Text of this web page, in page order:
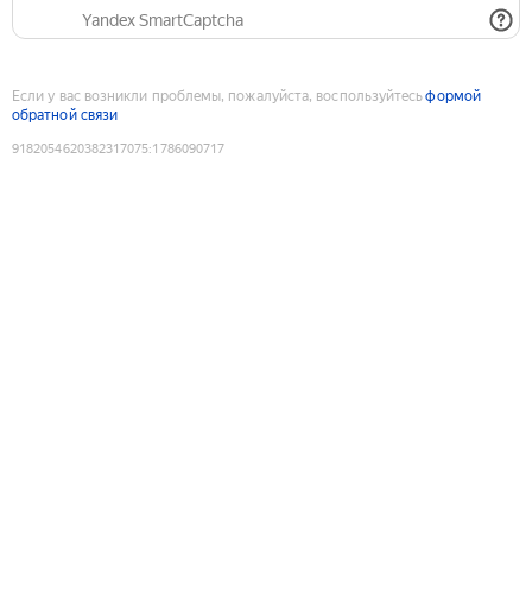
Yandex SmartCaptcha
Если у вас возникли проблемы, пожалуйста, воспользуйтесьформой
обратной связи
9182054620382317075:1786090717